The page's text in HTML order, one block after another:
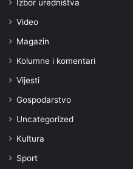
Izbor uredništva
Video
Magazin
Kolumne i komentari
Vijesti
Gospodarstvo
Uncategorized
Kultura
Sport